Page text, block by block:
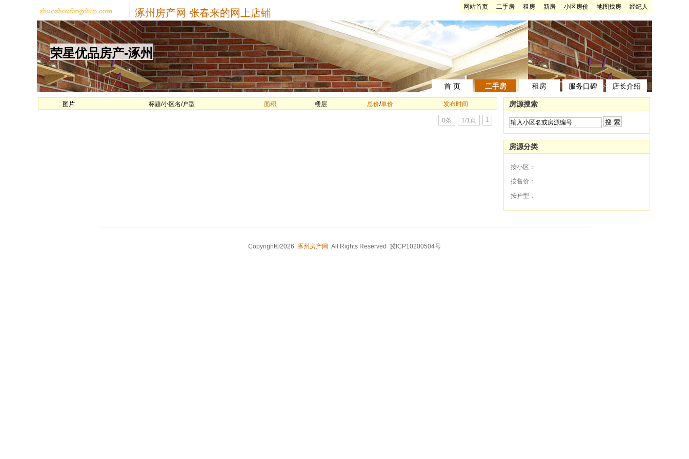
涿州房产网 张春来的网上店铺
网站首页 二手房 租房 新房 小区房价 地图找房 经纪人
荣星优品房产-涿州
首 页 二手房 租房 服务口碑 店长介绍
图片 标题/小区名/户型 面积 楼层 总价/单价 发布时间
0条 1/1页 1
房源搜索
房源分类
按小区：
按售价：
按户型：
Copyright©2026 涿州房产网 All Rights Reserved 冀ICP10200504号